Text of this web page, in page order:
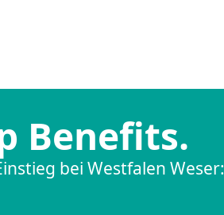
Benefits.
bei Westfalen Weser: